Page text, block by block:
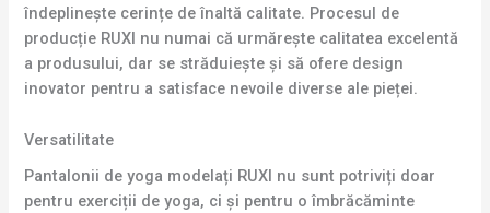
îndeplinește cerințe de înaltă calitate. Procesul de
producție RUXI nu numai că urmărește calitatea excelentă
a produsului, dar se străduiește și să ofere design
inovator pentru a satisface nevoile diverse ale pieței.
Versatilitate
Pantalonii de yoga modelați RUXI nu sunt potriviți doar
pentru exerciții de yoga, ci și pentru o îmbrăcăminte